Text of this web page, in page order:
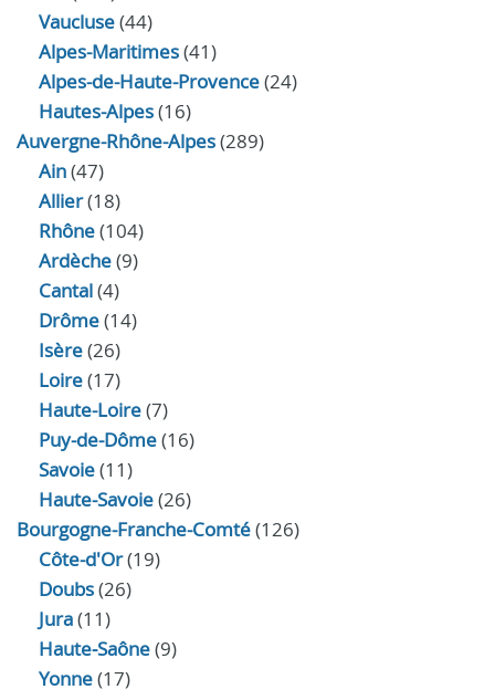
Vaucluse(44)
Alpes-Maritimes(41)
Alpes-de-Haute-Provence(24)
Hautes-Alpes(16)
Auvergne-Rhône-Alpes(289)
Ain(47)
Allier(18)
Rhône(104)
Ardèche(9)
Cantal(4)
Drôme(14)
Isère(26)
Loire(17)
Haute-Loire(7)
Puy-de-Dôme(16)
Savoie(11)
Haute-Savoie(26)
Bourgogne-Franche-Comté(126)
Côte-d'Or(19)
Doubs(26)
Jura(11)
Haute‑Saône(9)
Yonne(17)